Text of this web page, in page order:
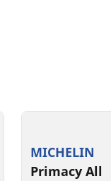
MICHELIN
Primacy All